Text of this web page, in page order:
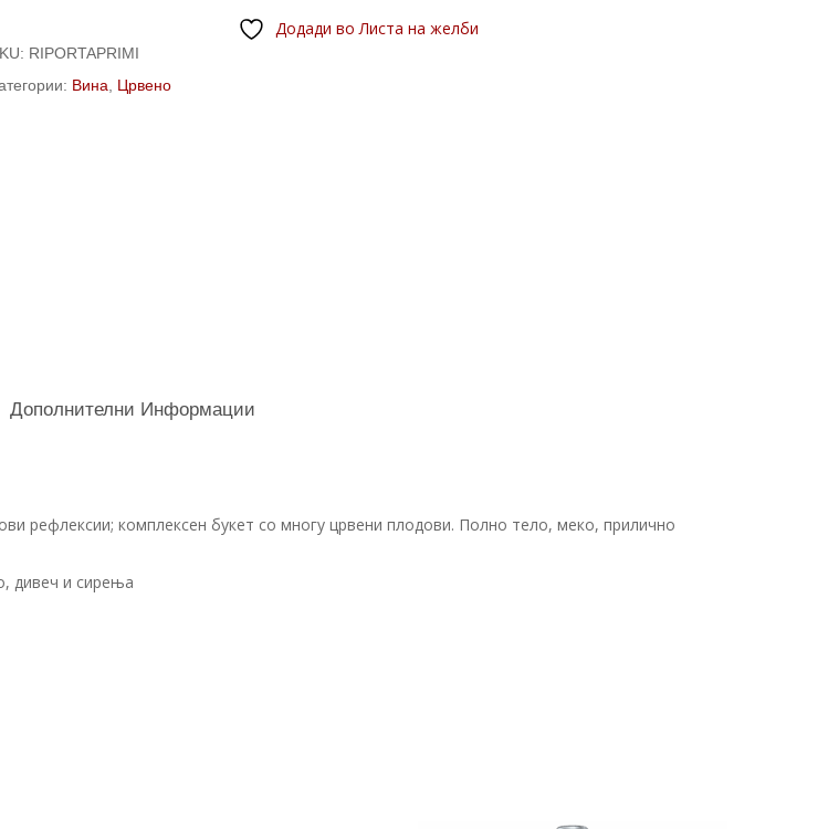
Додади во Листа на желби
RIPORTAPRIMI
Вина Црвено
Дополнителни Информации
комплексен букет со многу црвени плодови. Полно тело, меко, прилично
дивеч и сирења